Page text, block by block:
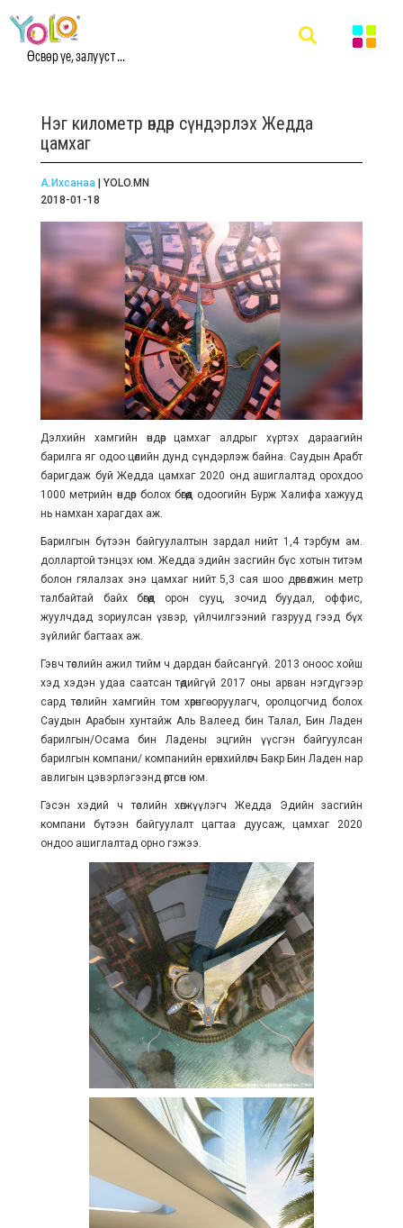
Өсвөр үе, залууст ...
Нэг километр өндөр сүндэрлэх Жедда
цамхаг
А.Ихсанаа| YOLO.MN
2018-01-18
Дэлхийн хамгийн өндөр цамхаг алдрыг хүртэх дараагийн
барилга яг одоо цөлийн дунд сүндэрлэж байна. Саудын Арабт
баригдаж буй Жедда цамхаг 2020 онд ашиглалтад орохдоо
1000 метрийн өндөр болох бөгөөд одоогийн Бурж Халифа хажууд
нь намхан харагдах аж.
Барилгын бүтээн байгуулалтын зардал нийт 1,4 тэрбум ам.
доллартой тэнцэх юм. Жедда эдийн засгийн бүс хотын титэм
болон гялалзах энэ цамхаг нийт 5,3 сая шоо дөрвөлжин метр
талбайтай байх бөгөөд орон сууц, зочид буудал, оффис,
жуулчдад зориулсан үзвэр, үйлчилгээний газрууд гээд бүх
зүйлийг багтаах аж.
Гэвч төслийн ажил тийм ч дардан байсангүй. 2013 оноос хойш
хэд хэдэн удаа саатсан төдийгүй 2017 оны арван нэгдүгээр
сард төслийн хамгийн том хөрөнгө оруулагч, оролцогчид болох
Саудын Арабын хунтайж Аль Валеед бин Талал, Бин Ладен
барилгын/Осама бин Ладены эцгийн үүсгэн байгуулсан
барилгын компани/ компанийн ерөнхийлөгч Бакр Бин Ладен нар
авлигын цэвэрлэгээнд өртсөн юм.
Гэсэн хэдий ч төслийн хөгжүүлэгч Жедда Эдийн засгийн
компани бүтээн байгуулалт цагтаа дуусаж, цамхаг 2020
ондоо ашиглалтад орно гэжээ.